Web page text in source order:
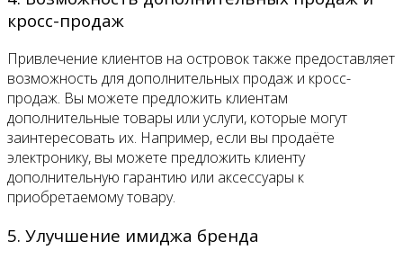
кросс-продаж
Привлечение клиентов на островок также предоставляет
возможность для дополнительных продаж и кросс-
продаж. Вы можете предложить клиентам
дополнительные товары или услуги, которые могут
заинтересовать их. Например, если вы продаёте
электронику, вы можете предложить клиенту
дополнительную гарантию или аксессуары к
приобретаемому товару.
5. Улучшение имиджа бренда